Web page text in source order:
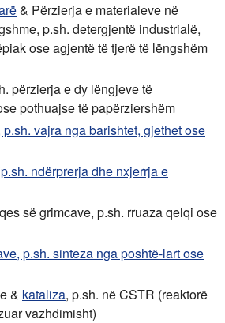
& Përzierja e materialeve në
p.sh. detergjentë industrialë,
ose agjentë të tjerë të lëngshëm
përzierja e dy lëngjeve të
pothuajse të papërziershëm
vajra nga barishtet, gjethet ose
ndërprerja dhe nxjerrja e
së grimcave, p.sh. rruaza qelqi ose
p.sh. sinteza nga poshtë-lart ose
& kataliza, p.sh. në CSTR (reaktorë
vazhdimisht)